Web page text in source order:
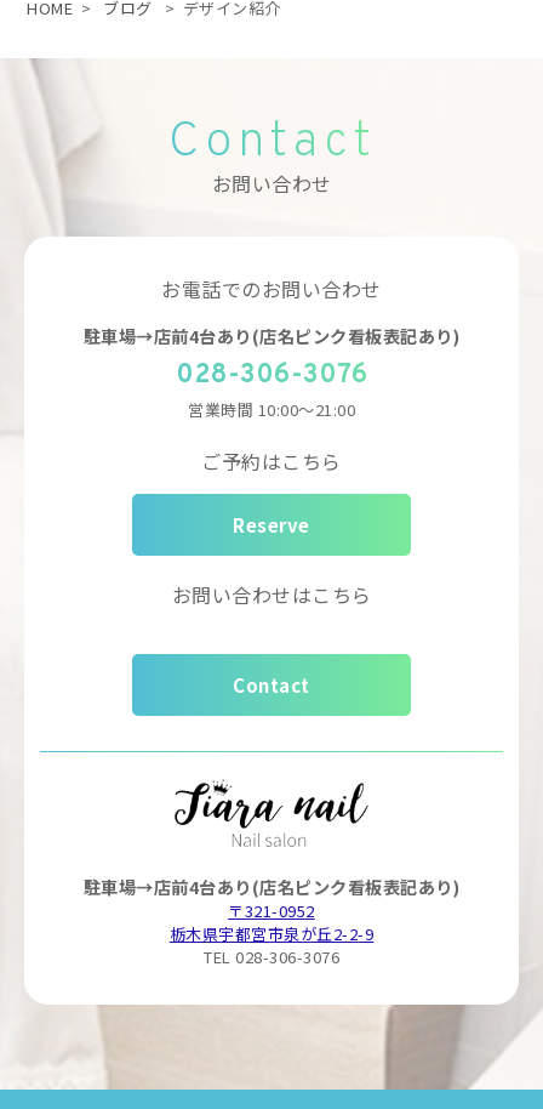
HOME > ブログ > デザイン紹介
Contact
お問い合わせ
お電話でのお問い合わせ
駐車場→店前4台あり(店名ピンク看板表記あり)
028-306-3076
営業時間 10:00～21:00
ご予約はこちら
Reserve
お問い合わせはこちら
Contact
駐車場→店前4台あり(店名ピンク看板表記あり)
〒321-0952
栃木県宇都宮市泉が丘2-2-9
TEL 028-306-3076